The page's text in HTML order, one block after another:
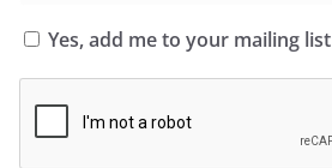
Yes, add me to your mailing list